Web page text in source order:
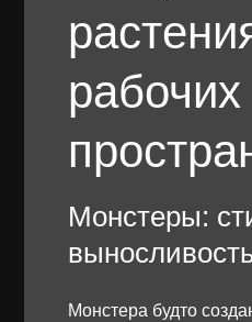
рабочих
Монстеры:
Монстера будто